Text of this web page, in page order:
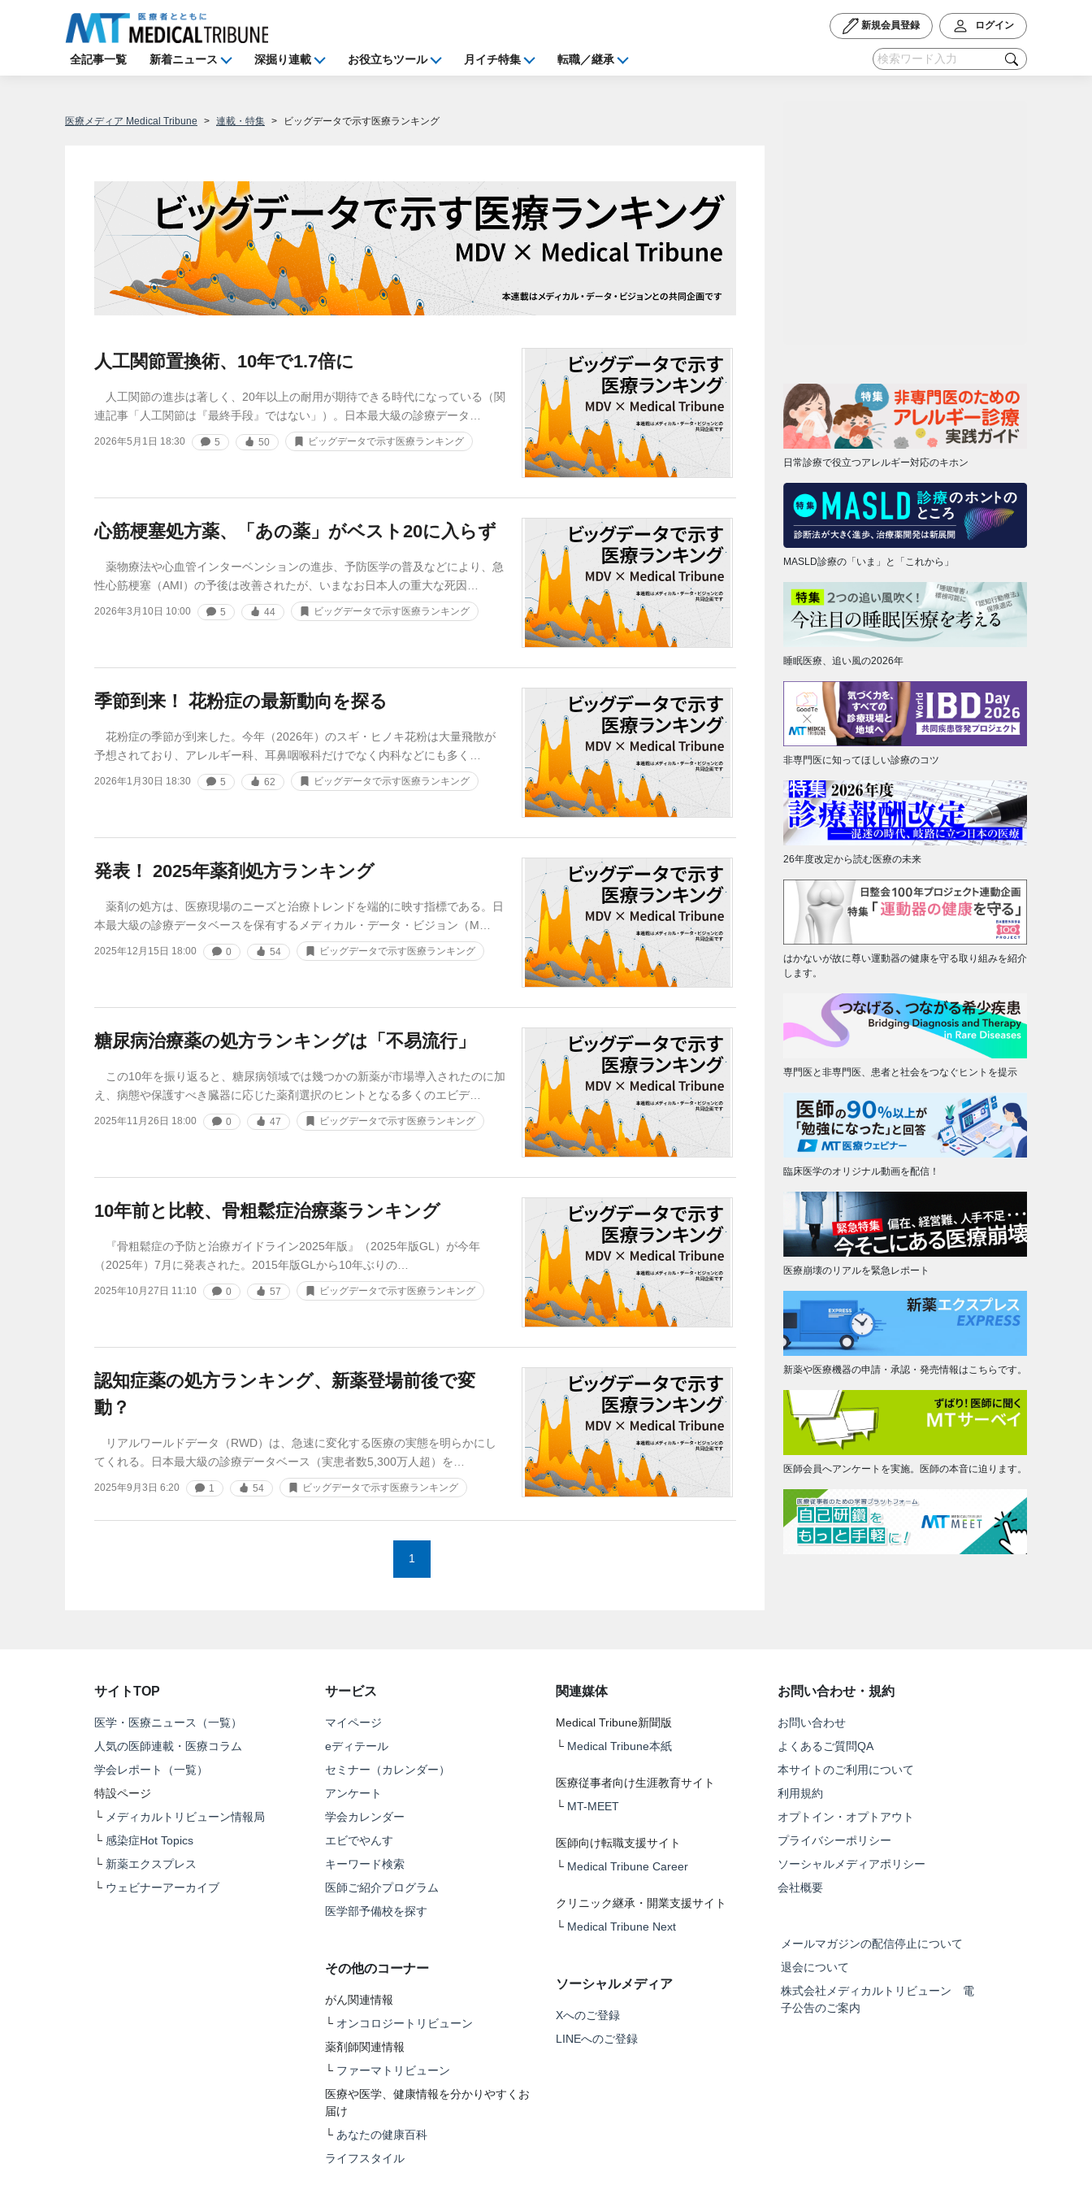
新規会員登録 ログイン
全記事一覧 新着ニュース 深掘り連載 お役立ちツール 月イチ特集 転職／継承
医療メディア Medical Tribune 連載・特集 ビッグデータで示す医療ランキング
人工関節置換術、10年で1.7倍に
人工関節の進歩は著しく、20年以上の耐用が期待できる時代になっている（関
連記事「人工関節は『最終手段』ではない」）。日本最大級の診療データ…
2026年5月1日 18:30 5 50 ビッグデータで示す医療ランキング
心筋梗塞処方薬、「あの薬」がベスト20に入らず
薬物療法や心血管インターベンションの進歩、予防医学の普及などにより、急
性心筋梗塞（AMI）の予後は改善されたが、いまなお日本人の重大な死因…
2026年3月10日 10:00 5 44 ビッグデータで示す医療ランキング
季節到来！ 花粉症の最新動向を探る
花粉症の季節が到来した。今年（2026年）のスギ・ヒノキ花粉は大量飛散が
予想されており、アレルギー科、耳鼻咽喉科だけでなく内科などにも多く…
2026年1月30日 18:30 5 62 ビッグデータで示す医療ランキング
発表！ 2025年薬剤処方ランキング
薬剤の処方は、医療現場のニーズと治療トレンドを端的に映す指標である。日
本最大級の診療データベースを保有するメディカル・データ・ビジョン（M…
2025年12月15日 18:00 0 54 ビッグデータで示す医療ランキング
糖尿病治療薬の処方ランキングは「不易流行」
この10年を振り返ると、糖尿病領域では幾つかの新薬が市場導入されたのに加
え、病態や保護すべき臓器に応じた薬剤選択のヒントとなる多くのエビデ…
2025年11月26日 18:00 0 47 ビッグデータで示す医療ランキング
10年前と比較、骨粗鬆症治療薬ランキング
『骨粗鬆症の予防と治療ガイドライン2025年版』（2025年版GL）が今年
（2025年）7月に発表された。2015年版GLから10年ぶりの…
2025年10月27日 11:10 0 57 ビッグデータで示す医療ランキング
認知症薬の処方ランキング、新薬登場前後で変
動？
リアルワールドデータ（RWD）は、急速に変化する医療の実態を明らかにし
てくれる。日本最大級の診療データベース（実患者数5,300万人超）を…
2025年9月3日 6:20 1 54 ビッグデータで示す医療ランキング
1
日常診療で役立つアレルギー対応のキホン
MASLD診療の「いま」と「これから」
睡眠医療、追い風の2026年
非専門医に知ってほしい診療のコツ
26年度改定から読む医療の未来
はかないが故に尊い運動器の健康を守る取り組みを紹介
します。
専門医と非専門医、患者と社会をつなぐヒントを提示
臨床医学のオリジナル動画を配信！
医療崩壊のリアルを緊急レポート
新薬や医療機器の申請・承認・発売情報はこちらです。
医師会員へアンケートを実施。医師の本音に迫ります。
サイトTOP
医学・医療ニュース（一覧）
人気の医師連載・医療コラム
学会レポート（一覧）
特設ページ
└ メディカルトリビューン情報局
└ 感染症Hot Topics
└ 新薬エクスプレス
└ ウェビナーアーカイブ
サービス
マイページ
eディテール
セミナー（カレンダー）
アンケート
学会カレンダー
エビでやんす
キーワード検索
医師ご紹介プログラム
医学部予備校を探す
その他のコーナー
がん関連情報
└ オンコロジートリビューン
薬剤師関連情報
└ ファーマトリビューン
医療や医学、健康情報を分かりやすくお
届け
└ あなたの健康百科
ライフスタイル
関連媒体
Medical Tribune新聞版
└ Medical Tribune本紙
医療従事者向け生涯教育サイト
└ MT-MEET
医師向け転職支援サイト
└ Medical Tribune Career
クリニック継承・開業支援サイト
└ Medical Tribune Next
ソーシャルメディア
Xへのご登録
LINEへのご登録
お問い合わせ・規約
お問い合わせ
よくあるご質問QA
本サイトのご利用について
利用規約
オプトイン・オプトアウト
プライバシーポリシー
ソーシャルメディアポリシー
会社概要
メールマガジンの配信停止について
退会について
株式会社メディカルトリビューン 電
子公告のご案内